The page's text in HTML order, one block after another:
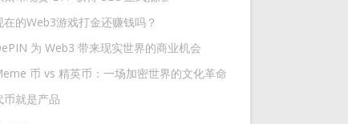
在的Web3游戏打金还赚钱吗？
为 Web3 带来现实世界的商业机会
币 vs 精英币：一场加密世界的文化革命
币就是产品